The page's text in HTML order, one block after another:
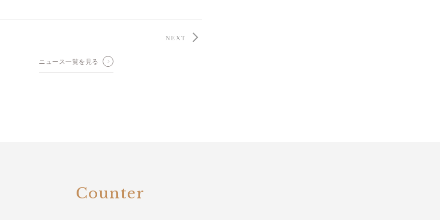
NEXT
ニュース一覧を見る
Counter